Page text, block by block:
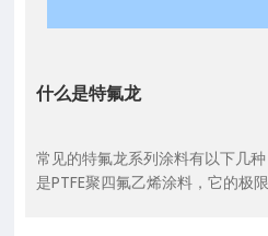
什么是特氟龙
常见的特氟龙系列涂料有以下几
是PTFE聚四氟乙烯涂料，它的极